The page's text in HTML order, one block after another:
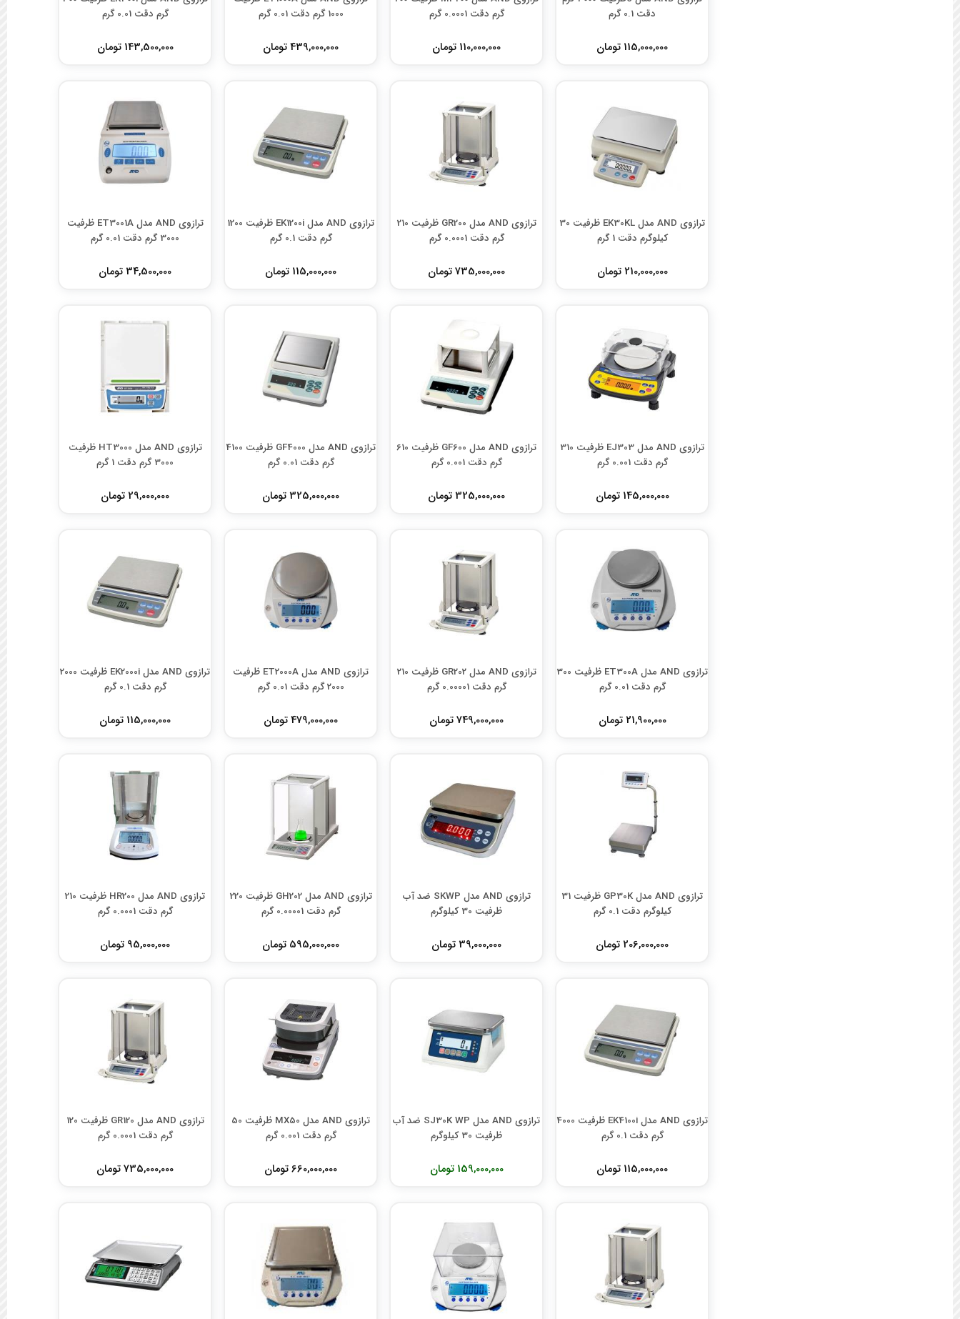
دقت 0.1 گرم
115,000,000 تومان
گرم دقت 0.0001 گرم
110,000,000 تومان
1000 گرم دقت 0.01 گرم
439,000,000 تومان
گرم دقت 0.01 گرم
143,500,000 تومان
ترازوی AND مدل EK30KL ظرفیت 30
کیلوگرم دقت 1 گرم
210,000,000 تومان
ترازوی AND مدل GR200 ظرفیت 210
گرم دقت 0.0001 گرم
735,000,000 تومان
ترازوی AND مدل EK1200i ظرفیت 1200
گرم دقت 0.1 گرم
115,000,000 تومان
ترازوی AND مدل ET3001A ظرفیت
3000 گرم دقت 0.01 گرم
34,500,000 تومان
ترازوی AND مدل EJ303 ظرفیت 310
گرم دقت 0.001 گرم
145,000,000 تومان
ترازوی AND مدل GF600 ظرفیت 610
گرم دقت 0.001 گرم
325,000,000 تومان
ترازوی AND مدل GF4000 ظرفیت 4100
گرم دقت 0.01 گرم
325,000,000 تومان
ترازوی AND مدل HT3000 ظرفیت
3000 گرم دقت 1 گرم
29,000,000 تومان
ترازوی AND مدل ET300A ظرفیت 300
گرم دقت 0.01 گرم
21,900,000 تومان
ترازوی AND مدل GR202 ظرفیت 210
گرم دقت 0.00001 گرم
749,000,000 تومان
ترازوی AND مدل ET2000A ظرفیت
2000 گرم دقت 0.01 گرم
479,000,000 تومان
ترازوی AND مدل EK2000i ظرفیت 2000
گرم دقت 0.1 گرم
115,000,000 تومان
ترازوی AND مدل GP30K ظرفیت 31
کیلوگرم دقت 0.1 گرم
206,000,000 تومان
ترازوی AND مدل SKWP ضد آب
ظرفیت 30 کیلوگرم
39,000,000 تومان
ترازوی AND مدل GH202 ظرفیت 220
گرم دقت 0.00001 گرم
595,000,000 تومان
ترازوی AND مدل HR200 ظرفیت 210
گرم دقت 0.0001 گرم
95,000,000 تومان
ترازوی AND مدل EK4100i ظرفیت 4000
گرم دقت 0.1 گرم
115,000,000 تومان
ترازوی AND مدل SJ30K WP ضد آب
ظرفیت 30 کیلوگرم
159,000,000 تومان
ترازوی AND مدل MX50 ظرفیت 50
گرم دقت 0.001 گرم
660,000,000 تومان
ترازوی AND مدل GR120 ظرفیت 120
گرم دقت 0.0001 گرم
735,000,000 تومان